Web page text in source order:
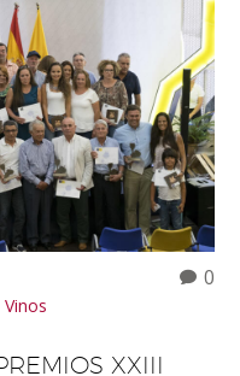
0
Vinos
XXIII